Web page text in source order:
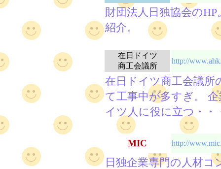
財団法人日独協会の
紹介。
在日ドイツ
商工会議所
http://
在日ドイツ商工会議所
て工事中が多すぎ。
イツ人に役に立つ・・
MIC http://
日独企業専門の人材